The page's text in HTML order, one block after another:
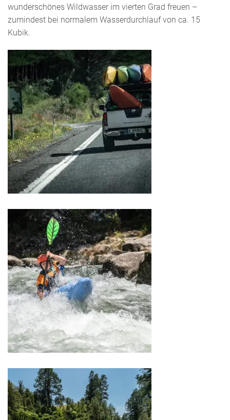
wunderschönes Wildwasser im vierten Grad freuen –
zumindest bei normalem Wasserdurchlauf von ca. 15
Kubik.